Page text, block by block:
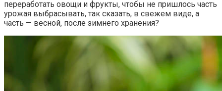
переработать овощи и фрукты, чтобы не пришлось часть
урожая выбрасывать, так сказать, в свежем виде, а
часть — весной, после зимнего хранения?